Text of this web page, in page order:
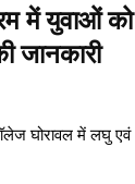
में युवाओं को
जानकारी
घोरावल में लघु एवं